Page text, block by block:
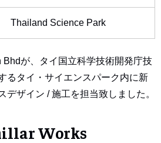
Thailand Science Park
Bhdが、タイ国立科学技術開発庁技
るタイ・サイエンスパーク内に新
デザイン / 施工を担当致しました。
Works